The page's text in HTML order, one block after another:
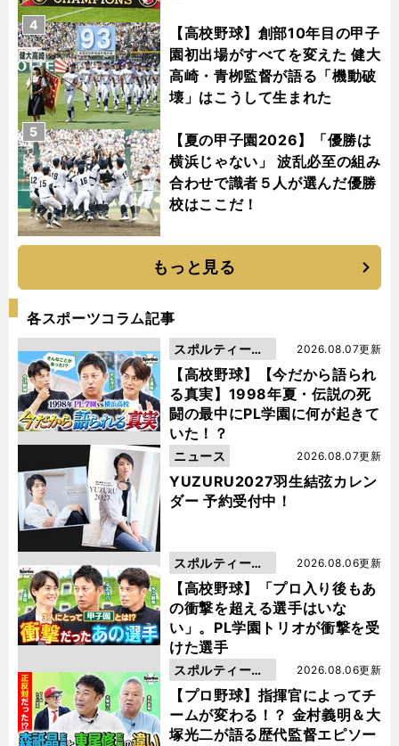
【高校野球】創部10年目の甲子
園初出場がすべてを変えた 健大
高崎・青栁監督が語る「機動破
壊」はこうして生まれた
4
【夏の甲子園2026】「優勝は
横浜じゃない」 波乱必至の組み
合わせで識者５人が選んだ優勝
校はここだ！
5
もっと見る
各スポーツコラム記事
【高校野球】【今だから語られ
る真実】1998年夏・伝説の死
闘の最中にPL学園に何が起きて
いた！？
2026.08.07更新
スポルティーバ
動画
YUZURU2027羽生結弦カレン
ダー 予約受付中！
2026.08.07更新
ニュース
【高校野球】「プロ入り後もあ
の衝撃を超える選手はいな
い」。PL学園トリオが衝撃を受
けた選手
2026.08.06更新
スポルティーバ
動画
【プロ野球】指揮官によってチ
ームが変わる！？ 金村義明＆大
塚光二が語る歴代監督エピソー
2026.08.06更新
スポルティーバ
動画